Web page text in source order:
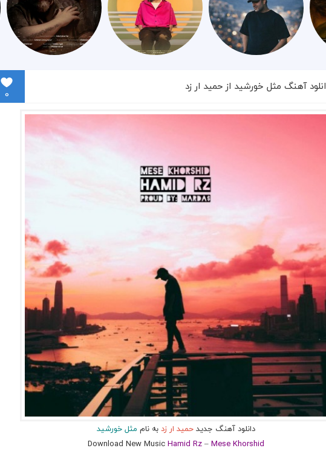
آهنگ مثل خورشید از حمید ار زد
0
دانلود آهنگ جدیدحمید ار زدبه نام مثل خورشید
Download New MusicHamid Rz–Mese Khorshid